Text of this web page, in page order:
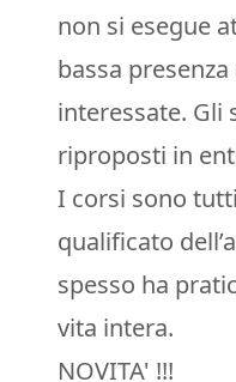
non si esegue
bassa
interessate. Gli
riproposti in
I corsi sono
qualificato
spesso ha
vita intera.
NOVITA' !!!